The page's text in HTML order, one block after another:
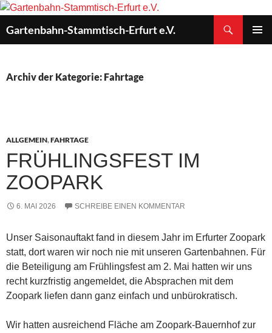
Zum
springen
Gartenbahn-Stammtisch-Erfurt e.V.
Archiv der Kategorie: Fahrtage
ALLGEMEIN,FAHRTAGE
FRÜHLINGSFEST IM
ZOOPARK
6. MAI 2026 SCHREIBE EINEN KOMMENTAR
Unser Saisonauftakt fand in diesem Jahr im Erfurter Zoopark
statt, dort waren wir noch nie mit unseren Gartenbahnen. Für
die Beteiligung am Frühlingsfest am 2. Mai hatten wir uns
recht kurzfristig angemeldet, die Absprachen mit dem
Zoopark liefen dann ganz einfach und unbürokratisch.
Wir hatten ausreichend Fläche am Zoopark-Bauernhof zur